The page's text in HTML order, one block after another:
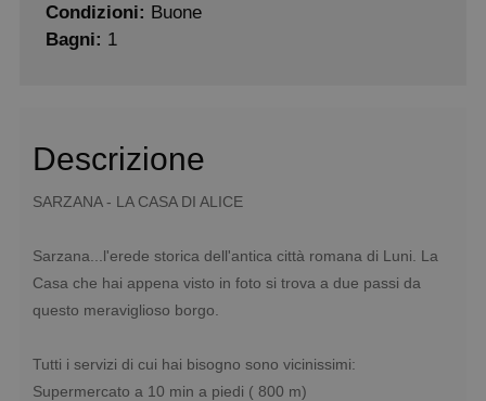
Condizioni: Buone
Bagni: 1
Descrizione
SARZANA - LA CASA DI ALICE
Sarzana...l'erede storica dell'antica città romana di Luni. La
Casa che hai appena visto in foto si trova a due passi da
questo meraviglioso borgo.
Tutti i servizi di cui hai bisogno sono vicinissimi:
Supermercato a 10 min a piedi ( 800 m)